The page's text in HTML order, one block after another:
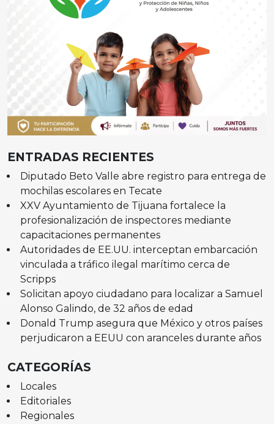
ENTRADAS RECIENTES
Diputado Beto Valle abre registro para entrega de
mochilas escolares en Tecate
XXV Ayuntamiento de Tijuana fortalece la
profesionalización de inspectores mediante
capacitaciones permanentes
Autoridades de EE.UU. interceptan embarcación
vinculada a tráfico ilegal marítimo cerca de
Scripps
Solicitan apoyo ciudadano para localizar a Samuel
Alonso Galindo, de 32 años de edad
Donald Trump asegura que México y otros países
perjudicaron a EEUU con aranceles durante años
CATEGORÍAS
Locales
Editoriales
Regionales